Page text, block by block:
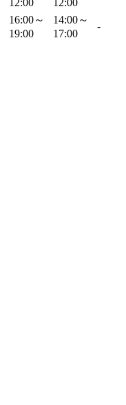
16:00～
19:00
14:00～
17:00
-